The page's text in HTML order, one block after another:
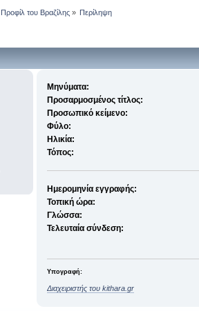
Προφίλ του Βραζίλης» Περίληψη
Μηνύματα:
Προσαρμοσμένος τίτλος:
Προσωπικό κείμενο:
Φύλο:
Ηλικία:
Τόπος:
Ημερομηνία εγγραφής:
Τοπική ώρα:
Γλώσσα:
Τελευταία σύνδεση:
Υπογραφή:
Διαχειριστής του kithara.gr